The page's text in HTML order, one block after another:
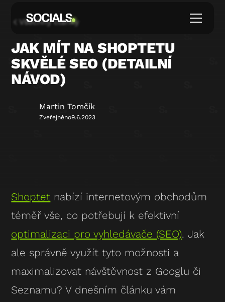
Všechny články
JAK MÍT NA SHOPTETU
SKVĚLÉ SEO (DETAILNÍ
NÁVOD)
Martin Tomčík
Zveřejněno9.6.2023
Shoptet nabízí internetovým obchodům
téměř vše, co potřebují k efektivní
optimalizaci pro vyhledávače (SEO). Jak
ale správně využít tyto možnosti a
maximalizovat návštěvnost z Googlu či
Seznamu? V dnešním článku vám